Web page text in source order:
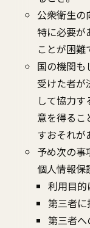
公衆衛生の
特に必要が
ことが困難
国の機関も
受けた者が
して協力
意を得るこ
すおそれが
予め次の事
個人情報保
利用目的
第三者に
第三者へ